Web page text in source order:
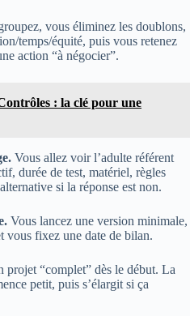
vous éliminez les doublons,
temps/équité, puis vous retenez
action “à négocier”.
: la clé pour une
Vous allez voir l’adulte référent
durée de test, matériel, règles
si la réponse est non.
Vous lancez une version minimale,
vous fixez une date de bilan.
projet “complet” dès le début. La
petit, puis s’élargit si ça